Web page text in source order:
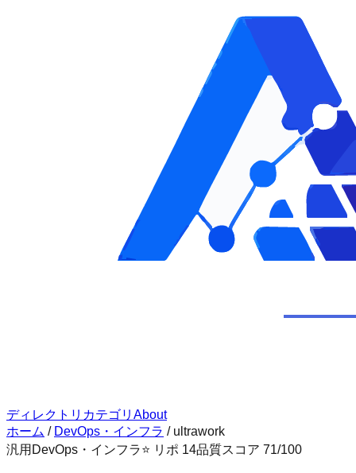
ディレクトリ カテゴリ About
ホーム / DevOps・インフラ / ultrawork
汎用 DevOps・インフラ⭐ リポ 14品質スコア 71/100